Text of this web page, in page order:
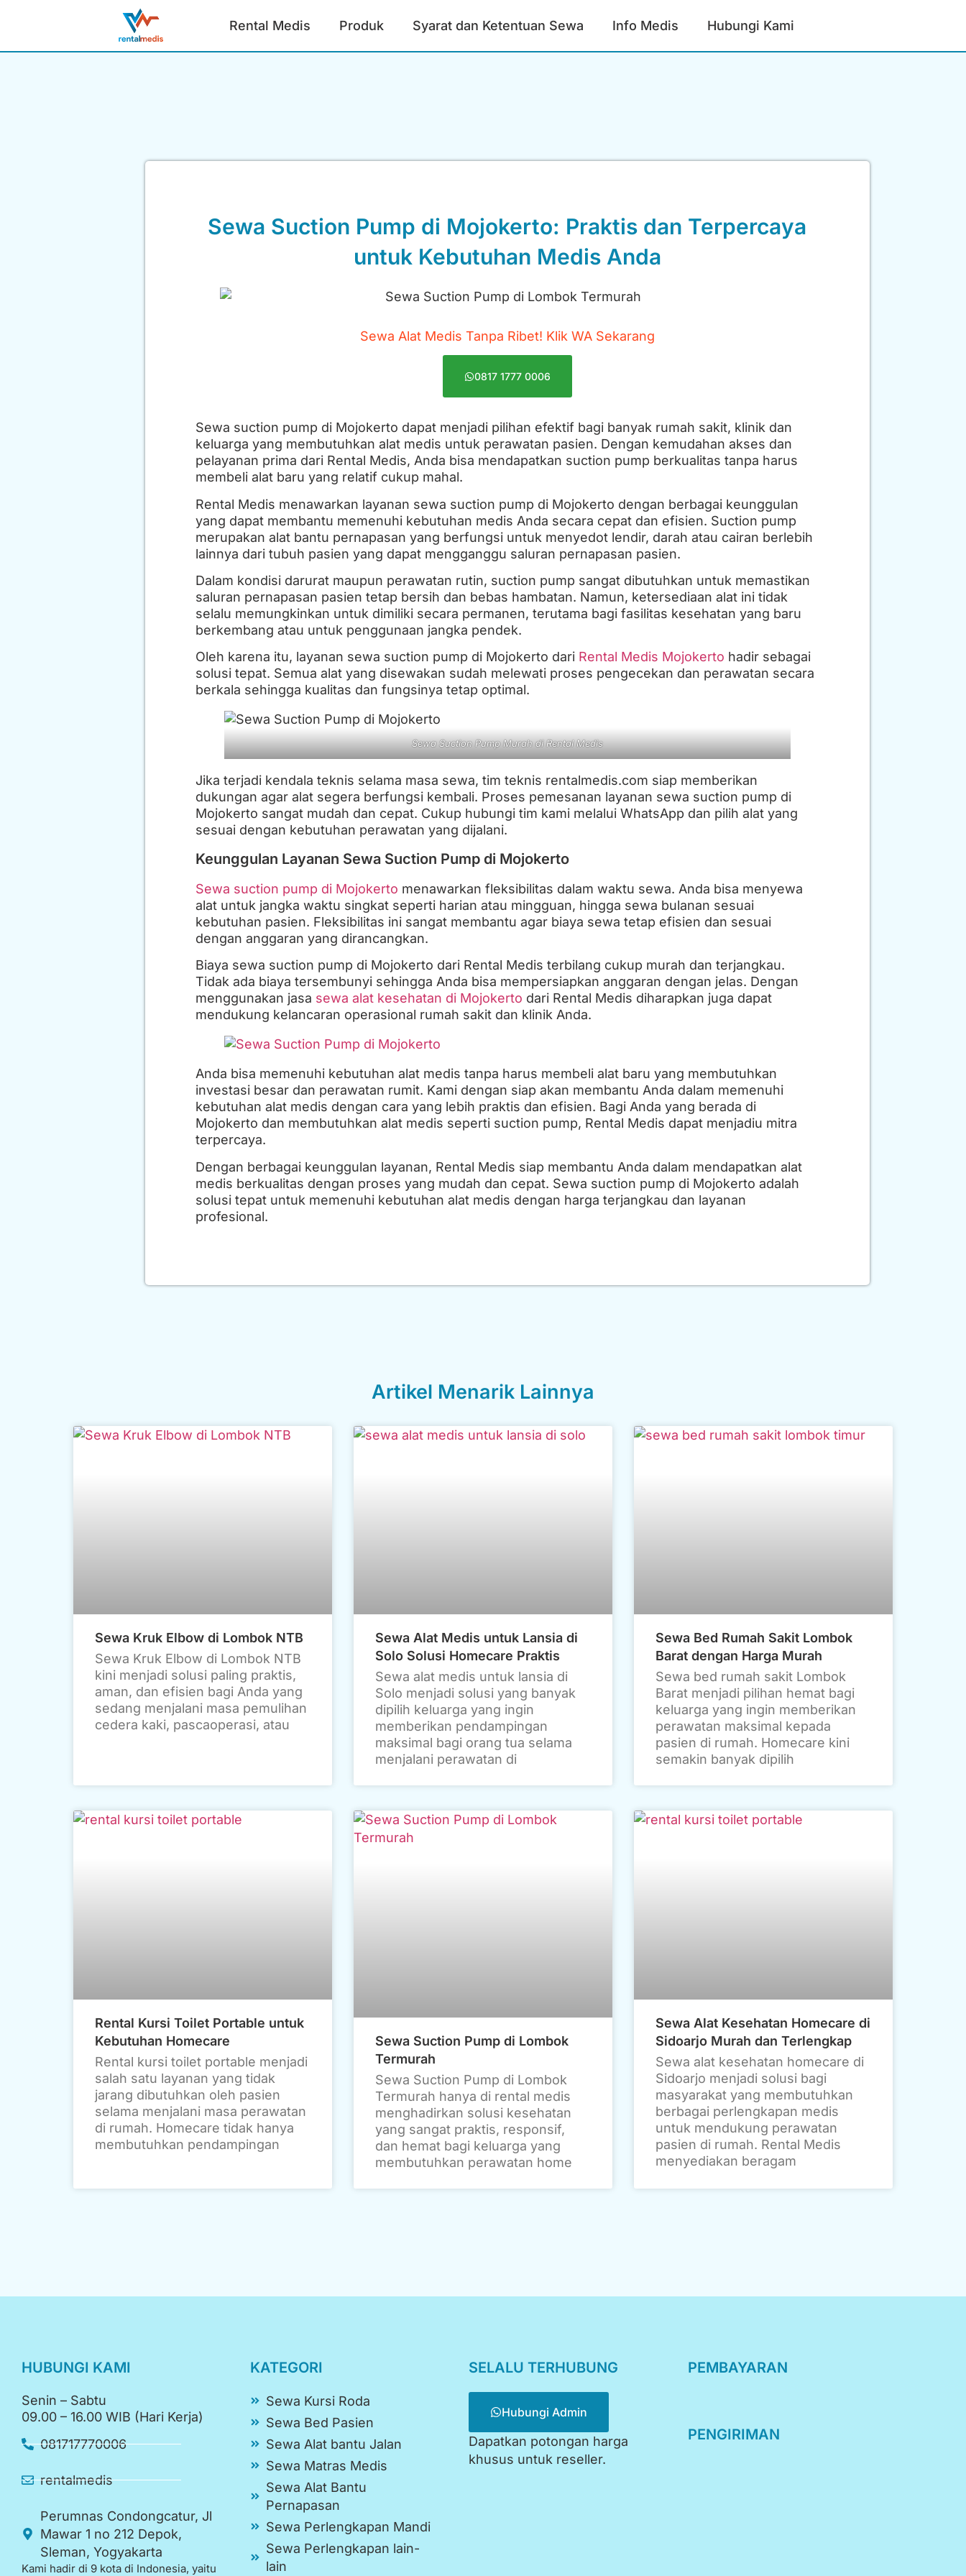
Rental Medis Produk Syarat dan Ketentuan Sewa Info Medis Hubungi Kami
Sewa Suction Pump di Mojokerto: Praktis dan Terpercaya
untuk Kebutuhan Medis Anda
Sewa Alat Medis Tanpa Ribet! Klik WA Sekarang
0817 1777 0006
Sewa suction pump di Mojokerto dapat menjadi pilihan efektif bagi banyak rumah sakit, klinik dan
keluarga yang membutuhkan alat medis untuk perawatan pasien. Dengan kemudahan akses dan
pelayanan prima dari Rental Medis, Anda bisa mendapatkan suction pump berkualitas tanpa harus
membeli alat baru yang relatif cukup mahal.
Rental Medis menawarkan layanan sewa suction pump di Mojokerto dengan berbagai keunggulan
yang dapat membantu memenuhi kebutuhan medis Anda secara cepat dan efisien. Suction pump
merupakan alat bantu pernapasan yang berfungsi untuk menyedot lendir, darah atau cairan berlebih
lainnya dari tubuh pasien yang dapat mengganggu saluran pernapasan pasien.
Dalam kondisi darurat maupun perawatan rutin, suction pump sangat dibutuhkan untuk memastikan
saluran pernapasan pasien tetap bersih dan bebas hambatan. Namun, ketersediaan alat ini tidak
selalu memungkinkan untuk dimiliki secara permanen, terutama bagi fasilitas kesehatan yang baru
berkembang atau untuk penggunaan jangka pendek.
Oleh karena itu, layanan sewa suction pump di Mojokerto dari Rental Medis Mojokerto hadir sebagai
solusi tepat. Semua alat yang disewakan sudah melewati proses pengecekan dan perawatan secara
berkala sehingga kualitas dan fungsinya tetap optimal.
Sewa Suction Pump Murah di Rental Medis
Jika terjadi kendala teknis selama masa sewa, tim teknis rentalmedis.com siap memberikan
dukungan agar alat segera berfungsi kembali. Proses pemesanan layanan sewa suction pump di
Mojokerto sangat mudah dan cepat. Cukup hubungi tim kami melalui WhatsApp dan pilih alat yang
sesuai dengan kebutuhan perawatan yang dijalani.
Keunggulan Layanan Sewa Suction Pump di Mojokerto
Sewa suction pump di Mojokerto menawarkan fleksibilitas dalam waktu sewa. Anda bisa menyewa
alat untuk jangka waktu singkat seperti harian atau mingguan, hingga sewa bulanan sesuai
kebutuhan pasien. Fleksibilitas ini sangat membantu agar biaya sewa tetap efisien dan sesuai
dengan anggaran yang dirancangkan.
Biaya sewa suction pump di Mojokerto dari Rental Medis terbilang cukup murah dan terjangkau.
Tidak ada biaya tersembunyi sehingga Anda bisa mempersiapkan anggaran dengan jelas. Dengan
menggunakan jasa sewa alat kesehatan di Mojokerto dari Rental Medis diharapkan juga dapat
mendukung kelancaran operasional rumah sakit dan klinik Anda.
Anda bisa memenuhi kebutuhan alat medis tanpa harus membeli alat baru yang membutuhkan
investasi besar dan perawatan rumit. Kami dengan siap akan membantu Anda dalam memenuhi
kebutuhan alat medis dengan cara yang lebih praktis dan efisien. Bagi Anda yang berada di
Mojokerto dan membutuhkan alat medis seperti suction pump, Rental Medis dapat menjadiu mitra
terpercaya.
Dengan berbagai keunggulan layanan, Rental Medis siap membantu Anda dalam mendapatkan alat
medis berkualitas dengan proses yang mudah dan cepat. Sewa suction pump di Mojokerto adalah
solusi tepat untuk memenuhi kebutuhan alat medis dengan harga terjangkau dan layanan
profesional.
Artikel Menarik Lainnya
Sewa Kruk Elbow di Lombok NTB
Sewa Kruk Elbow di Lombok NTB
kini menjadi solusi paling praktis,
aman, dan efisien bagi Anda yang
sedang menjalani masa pemulihan
cedera kaki, pascaoperasi, atau
Sewa Alat Medis untuk Lansia di
Solo Solusi Homecare Praktis
Sewa alat medis untuk lansia di
Solo menjadi solusi yang banyak
dipilih keluarga yang ingin
memberikan pendampingan
maksimal bagi orang tua selama
menjalani perawatan di
Sewa Bed Rumah Sakit Lombok
Barat dengan Harga Murah
Sewa bed rumah sakit Lombok
Barat menjadi pilihan hemat bagi
keluarga yang ingin memberikan
perawatan maksimal kepada
pasien di rumah. Homecare kini
semakin banyak dipilih
Rental Kursi Toilet Portable untuk
Kebutuhan Homecare
Rental kursi toilet portable menjadi
salah satu layanan yang tidak
jarang dibutuhkan oleh pasien
selama menjalani masa perawatan
di rumah. Homecare tidak hanya
membutuhkan pendampingan
Sewa Suction Pump di Lombok
Termurah
Sewa Suction Pump di Lombok
Termurah hanya di rental medis
menghadirkan solusi kesehatan
yang sangat praktis, responsif,
dan hemat bagi keluarga yang
membutuhkan perawatan home
Sewa Alat Kesehatan Homecare di
Sidoarjo Murah dan Terlengkap
Sewa alat kesehatan homecare di
Sidoarjo menjadi solusi bagi
masyarakat yang membutuhkan
berbagai perlengkapan medis
untuk mendukung perawatan
pasien di rumah. Rental Medis
menyediakan beragam
HUBUNGI KAMI
Senin – Sabtu
09.00 – 16.00 WIB (Hari Kerja)
081717770006
rentalmedis
Perumnas Condongcatur, Jl
Mawar 1 no 212 Depok,
Sleman, Yogyakarta
Kami hadir di 9 kota di Indonesia, yaitu
KATEGORI
Sewa Kursi Roda
Sewa Bed Pasien
Sewa Alat bantu Jalan
Sewa Matras Medis
Sewa Alat Bantu
Pernapasan
Sewa Perlengkapan Mandi
Sewa Perlengkapan lain-
lain
SELALU TERHUBUNG
Hubungi Admin
Dapatkan potongan harga
khusus untuk reseller.
PEMBAYARAN
PENGIRIMAN